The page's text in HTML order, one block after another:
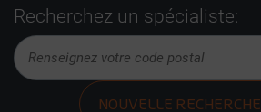
Recherchez un spécialiste:
NOUVELLE RECHERCHE